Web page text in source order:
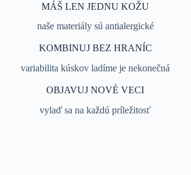
MÁŠ LEN JEDNU KOŽU
naše materiály sú antialergické
KOMBINUJ BEZ HRANÍC
variabilita kúskov ladíme je nekonečná
OBJAVUJ NOVÉ VECI
vylaď sa na každú príležitosť